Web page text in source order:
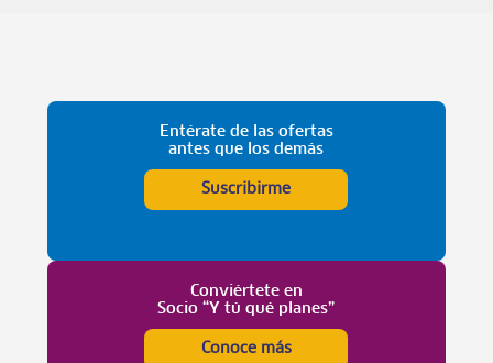
Entérate de las ofertas
antes que los demás
Suscribirme
Conviértete en
Socio “Y tú qué planes”
Conoce más